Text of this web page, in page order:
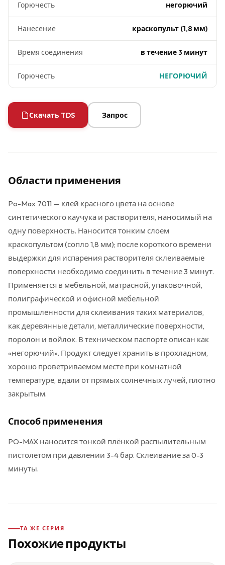
Горючесть негорючий
Нанесение краскопульт (1,8 мм)
Время соединения в течение 3 минут
Горючесть НЕГОРЮЧИЙ
Скачать TDS Запрос
Области применения
Po-Max 7011 — клей красного цвета на основе
синтетического каучука и растворителя, наносимый на
одну поверхность. Наносится тонким слоем
краскопультом (сопло 1,8 мм); после короткого времени
выдержки для испарения растворителя склеиваемые
поверхности необходимо соединить в течение 3 минут.
Применяется в мебельной, матрасной, упаковочной,
полиграфической и офисной мебельной
промышленности для склеивания таких материалов,
как деревянные детали, металлические поверхности,
поролон и войлок. В техническом паспорте описан как
«негорючий». Продукт следует хранить в прохладном,
хорошо проветриваемом месте при комнатной
температуре, вдали от прямых солнечных лучей, плотно
закрытым.
Способ применения
PO-MAX наносится тонкой плёнкой распылительным
пистолетом при давлении 3-4 бар. Склеивание за 0-3
минуты.
ТА ЖЕ СЕРИЯ
Похожие продукты